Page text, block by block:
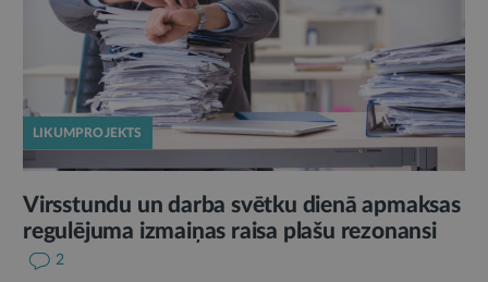
LIKUMPROJEKTS
Virsstundu un darba svētku dienā apmaksas
regulējuma izmaiņas raisa plašu rezonansi
2